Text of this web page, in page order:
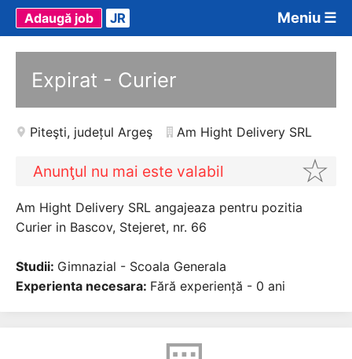
Meniu ☰
Adaugă job JR
Expirat - Curier
Piteşti, județul Argeş Am Hight Delivery SRL
Anunţul nu mai este valabil
Am Hight Delivery SRL angajeaza pentru pozitia
Curier in Bascov, Stejeret, nr. 66
Studii: Gimnazial - Scoala Generala
Experienta necesara: Fără experiență - 0 ani